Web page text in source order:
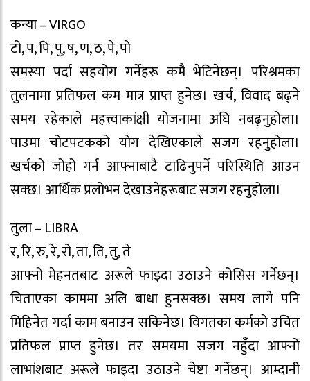
कन्या – VIRGO
टो, प, पि, पु, ष, ण, ठ, पे, पो
समस्या पर्दा सहयोग गर्नेहरू कमै भेटिनेछन्। परिश्रमका
तुलनामा प्रतिफल कम मात्र प्राप्त हुनेछ। खर्च, विवाद बढ्ने
समय रहेकाले महत्त्वाकांक्षी योजनामा अघि नबढ्नुहोला।
पाउमा चोटपटकको योग देखिएकाले सजग रहनुहोला।
खर्चको जोहो गर्न आफ्नाबाटै टाढिनुपर्ने परिस्थिति आउन
सक्छ। आर्थिक प्रलोभन देखाउनेहरूबाट सजग रहनुहोला।
तुला – LIBRA
र, रि, रु, रे, रो, ता, ति, तु, ते
आफ्नो मेहनतबाट अरूले फाइदा उठाउने कोसिस गर्नेछन्।
चिताएका काममा अलि बाधा हुनसक्छ। समय लागे पनि
मिहिनेत गर्दा काम बनाउन सकिनेछ। विगतका कर्मको उचित
प्रतिफल प्राप्त हुनेछ। तर समयमा सजग नहुँदा आफ्नो
लाभांशबाट अरूले फाइदा उठाउने चेष्टा गर्नेछन्। आम्दानी